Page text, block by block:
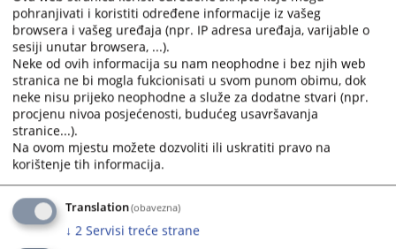
and
select
a
date.
Press
the
question
mark
key
to
get
the
and
select
date.
Press
the
mark
to
the
pohranjivati i koristiti određene informacije iz vašeg
browsera i vašeg uređaja (npr. IP adresa uređaja, varijable o
sesiji unutar browsera, ...).
Neke od ovih informacija su nam neophodne i bez njih web
stranica ne bi mogla fukcionisati u svom punom obimu, dok
neke nisu prijeko neophodne a služe za dodatne stvari (npr.
procjenu nivoa posjećenosti, budućeg usavršavanja
stranice...).
Na ovom mjestu možete dozvoliti ili uskratiti pravo na
korištenje tih informacija.
Translation(obavezna)
↓ 2 Servisi treće strane